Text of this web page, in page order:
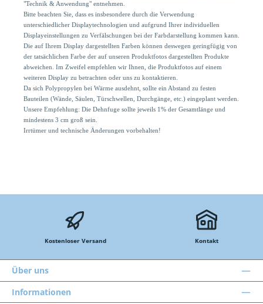
"Technik & Anwendung" entnehmen.
Bitte beachten Sie, dass es insbesondere durch die Verwendung
unterschiedlicher Displaytechnologien und aufgrund Ihrer individuellen
Displayeinstellungen zu Verfälschungen bei der Farbdarstellung kommen kann.
Die auf Ihrem Display dargestellten Farben können deswegen geringfügig von
der tatsächlichen Farbe der auf unseren Produktfotos dargestellten Produkte
abweichen. Im Zweifel empfehlen wir Ihnen, die Produktfotos auf einem
weiteren Display zu betrachten oder uns zu kontaktieren.
Da sich Polypropylen bei Wärme ausdehnt, sollte ein Abstand zu festen
Bauteilen (Wände, Säulen, Türschwellen, Durchgänge, etc.) eingeplant werden.
Unsere Empfehlung: Die Dehnfuge sollte jeweils 1% der Gesamtlänge und
mindestens 3 cm groß sein.
Irrtümer und technische Änderungen vorbehalten!
Kostenloser Versand Kontakt
Über uns
Informationen